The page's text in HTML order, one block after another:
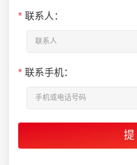
* 联系人：
* 联系手机：